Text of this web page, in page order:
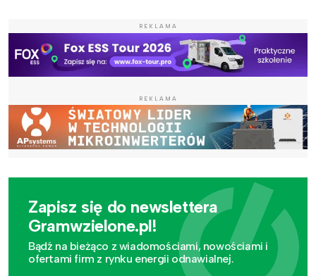
REKLAMA
REKLAMA
Zapisz się do newslettera
Gramwzielone.pl!
Bądź na bieżąco z wiadomościami, nowościami i
ofertami firm z rynku energii odnawialnej.